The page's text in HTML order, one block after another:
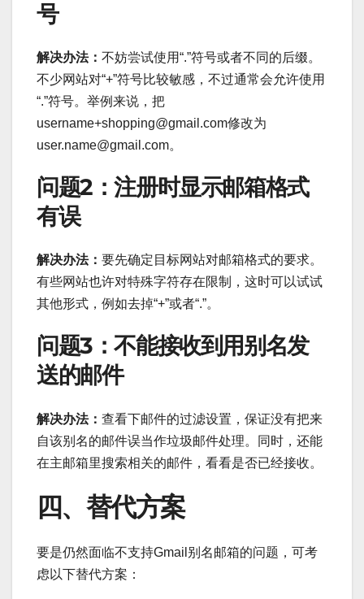
号
解决办法： 不妨尝试使用“.”符号或者不同的后缀。
不少网站对“+”符号比较敏感，不过通常会允许使用
“.”符号。举例来说，把
username+shopping@gmail.com修改为
user.name@gmail.com。
问题2：注册时显示邮箱格式
有误
解决办法： 要先确定目标网站对邮箱格式的要求。
有些网站也许对特殊字符存在限制，这时可以试试
其他形式，例如去掉“+”或者“.”。
问题3：不能接收到用别名发
送的邮件
解决办法： 查看下邮件的过滤设置，保证没有把来
自该别名的邮件误当作垃圾邮件处理。同时，还能
在主邮箱里搜索相关的邮件，看看是否已经接收。
四、替代方案
要是仍然面临不支持Gmail别名邮箱的问题，可考
虑以下替代方案：